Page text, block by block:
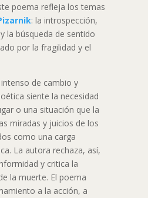
poema refleja los temas
: la introspección,
la búsqueda de sentido
por la fragilidad y el
de cambio y
siente la necesidad
o una situación que la
miradas y juicios de los
como una carga
La autora rechaza, así,
y critica la
la muerte. El poema
a la acción, a